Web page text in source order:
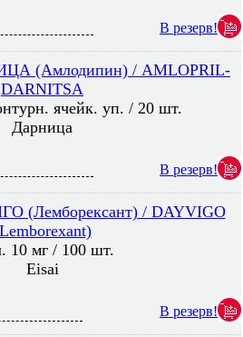
В резерв!
(Амлодипин) / AMLOPRIL-
DARNITSA
ячейк. уп. / 20 шт.
Дарница
В резерв!
(Лемборексант) / DAYVIGO
10 мг / 100 шт.
Eisai
В резерв!